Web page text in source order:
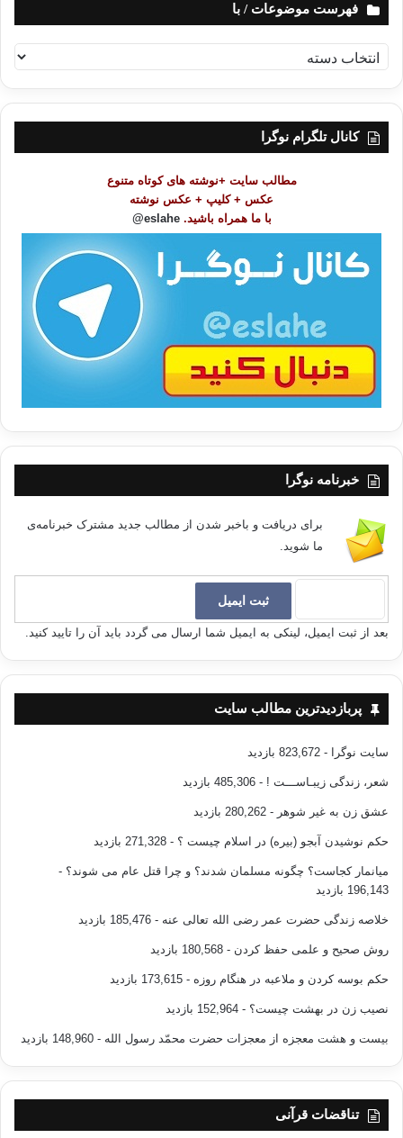
فهرست موضوعات / با
ه
ر
کانال تلگرام نوگرا
مطالب سایت +نوشته های کوتاه متنوع
عکس + کلیپ + عکس نوشته
با ما همراه باشید. eslahe@
خبرنامه نوگرا
برای دریافت و باخبر شدن از مطالب جدید مشترک خبرنامه‌ی
ما شوید.
بعد از ثبت ایمیل، لینکی به ایمیل شما ارسال می گردد باید آن را تایید کنید.
پربازدیدترین مطالب سایت
سایت نوگرا - 823,672 بازدید
شعر، زندگی زیبـاســـت ! - 485,306 بازدید
عشق زن به غیر شوهر - 280,262 بازدید
حکم نوشیدن آبجو (بیره) در اسلام چیست ؟ - 271,328 بازدید
میانمار کجاست؟ چگونه مسلمان شدند؟ و چرا قتل عام می شوند؟ -
196,143 بازدید
خلاصه زندگی حضرت عمر رضی الله تعالی عنه - 185,476 بازدید
روش صحیح و علمی حفظ کردن - 180,568 بازدید
حکم بوسه کردن و ملاعبه در هنگام روزه - 173,615 بازدید
نصیب زن در بهشت چیست؟ - 152,964 بازدید
بیست و هشت معجزه از معجزات حضرت محمّد رسول الله - 148,960 بازدید
تناقضات قرآنی